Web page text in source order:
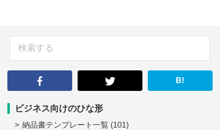
B!
ビジネス向けのひな形
納品書テンプレート一覧 (101)